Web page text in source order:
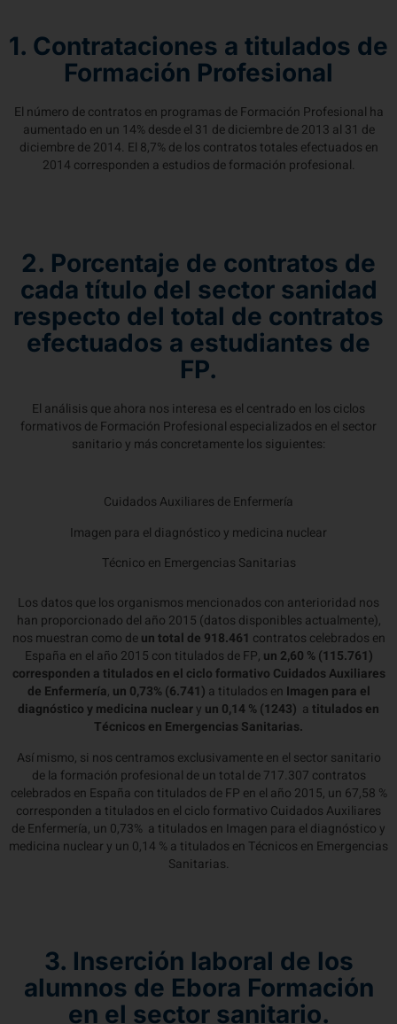
1. Contrataciones a titulados de
Formación Profesional
El número de contratos en programas de Formación Profesional ha
aumentado en un 14% desde el 31 de diciembre de 2013 al 31 de
diciembre de 2014. El 8,7% de los contratos totales efectuados en
2014 corresponden a estudios de formación profesional.
2. Porcentaje de contratos de
cada título del sector sanidad
respecto del total de contratos
efectuados a estudiantes de
FP.
El análisis que ahora nos interesa es el centrado en los ciclos
formativos de Formación Profesional especializados en el sector
sanitario y más concretamente los siguientes:
Cuidados Auxiliares de Enfermería
Imagen para el diagnóstico y medicina nuclear
Técnico en Emergencias Sanitarias
Los datos que los organismos mencionados con anterioridad nos
han proporcionado del año 2015 (datos disponibles actualmente),
nos muestran como deun total de 918.461 contratos celebrados en
España en el año 2015 con titulados de FP, un 2,60 % (115.761)
corresponden a titulados en el ciclo formativo Cuidados Auxiliares
de Enfermería, un 0,73% (6.741) a titulados en Imagen para el
diagnóstico y medicina nucleary un 0,14 % (1243) atitulados en
Técnicos en Emergencias Sanitarias.
Así mismo, si nos centramos exclusivamente en el sector sanitario
de la formación profesional de un total de 717.307 contratos
celebrados en España con titulados de FP en el año 2015, un 67,58 %
corresponden a titulados en el ciclo formativo Cuidados Auxiliares
de Enfermería, un 0,73% a titulados en Imagen para el diagnóstico y
medicina nuclear y un 0,14 % a titulados en Técnicos en Emergencias
Sanitarias.
3. Inserción laboral de los
alumnos de Ebora Formación
en el sector sanitario.